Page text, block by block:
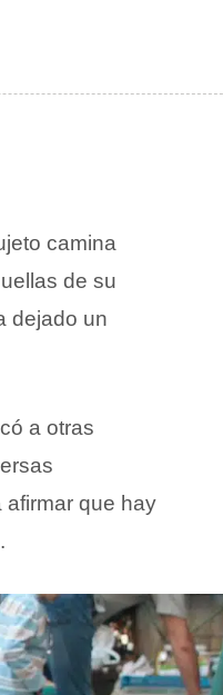
camina
de su
dejado un
a otras
que hay